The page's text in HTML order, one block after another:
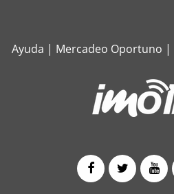
Ayuda | Mercadeo Oportuno |